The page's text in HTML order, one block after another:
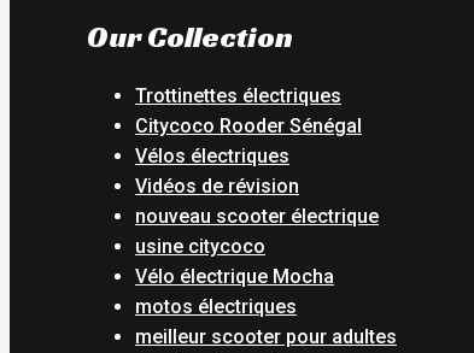
Our Collection
Trottinettes électriques
Citycoco Rooder Sénégal
Vélos électriques
Vidéos de révision
nouveau scooter électrique
usine citycoco
Vélo électrique Mocha
motos électriques
meilleur scooter pour adultes